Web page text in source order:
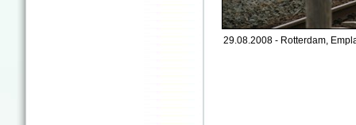
29.08.2008 - Rotterdam,